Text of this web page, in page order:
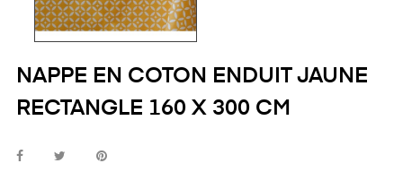
NAPPE EN COTON ENDUIT JAUNE
RECTANGLE 160 X 300 CM